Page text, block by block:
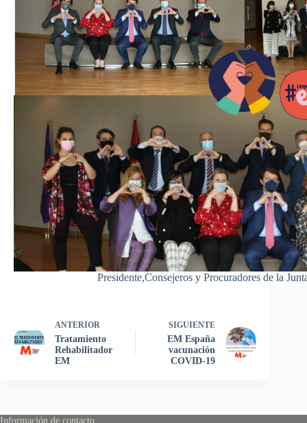
Presidente,Consejeros y Procuradores de la
ANTERIOR
Tratamiento
Rehabilitador
EM
SIGUIENTE
EM España
vacunación
COVID-19
Información de contacto